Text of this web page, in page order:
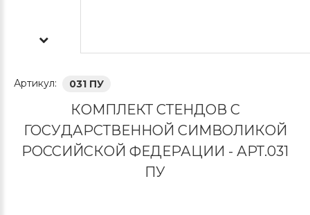
Артикул: 031 ПУ
КОМПЛЕКТ СТЕНДОВ С
ГОСУДАРСТВЕННОЙ СИМВОЛИКОЙ
РОССИЙСКОЙ ФЕДЕРАЦИИ - АРТ.031
ПУ